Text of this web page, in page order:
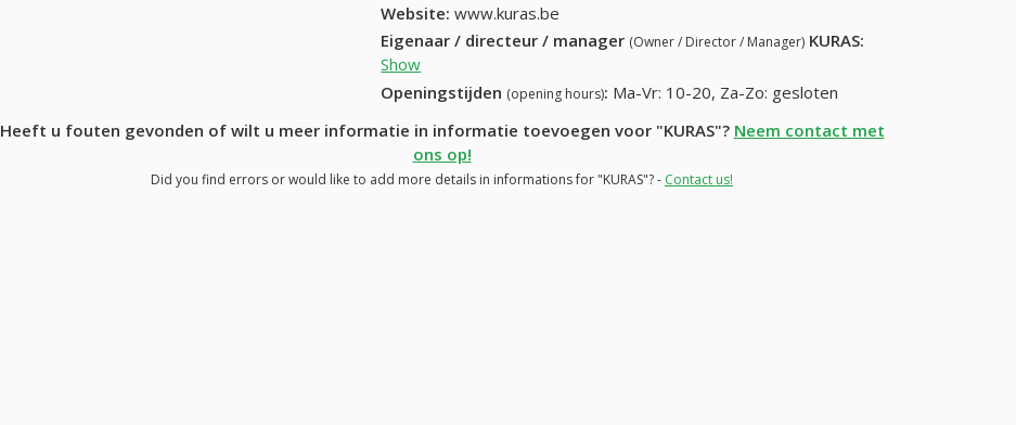
Website: www.kuras.be
Eigenaar / directeur / manager (Owner / Director / Manager) KURAS:
Show
Openingstijden (opening hours): Ma-Vr: 10-20, Za-Zo: gesloten
Heeft u fouten gevonden of wilt u meer informatie in informatie toevoegen voor "KURAS"? Neem contact met
ons op!
Did you find errors or would like to add more details in informations for "KURAS"? - Contact us!